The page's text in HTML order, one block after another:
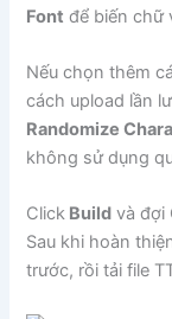
Font để biến chữ
Nếu chọn thêm
cách upload lần
Randomize
không sử dụng
Click Build và đợi
Sau khi hoàn
trước, rồi tải file